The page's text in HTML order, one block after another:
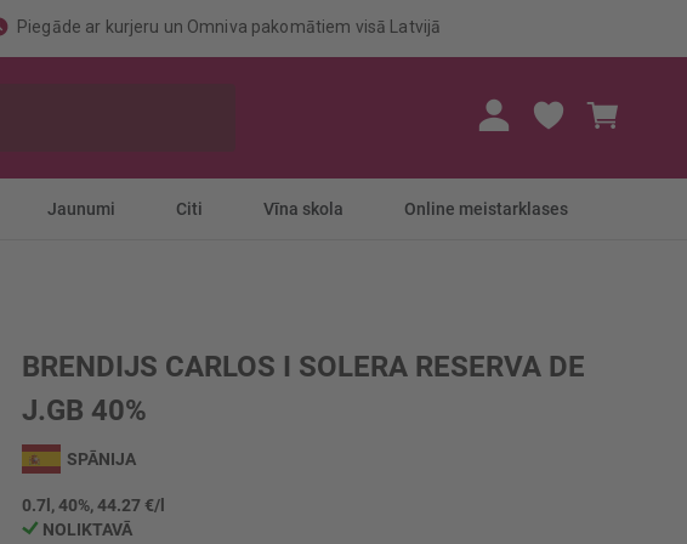
Piegāde ar kurjeru un Omniva pakomātiem visā Latvijā
Jaunumi Citi Vīna skola Online meistarklases
BRENDIJS CARLOS I SOLERA RESERVA DE
J.GB 40%
SPĀNIJA
0.7l, 40%, 44.27 €/l
NOLIKTAVĀ